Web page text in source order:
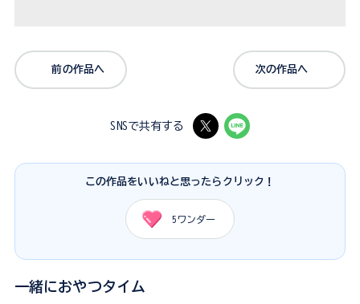
前の作品へ 次の作品へ
SNSで共有する
この作品をいいねと思ったらクリック！
5 ワンダー
一緒におやつタイム